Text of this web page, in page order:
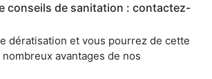
conseils de sanitation : contactez-
dératisation et vous pourrez de cette
avantages de nos